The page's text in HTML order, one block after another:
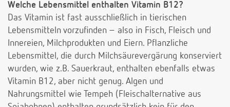
Welche Lebensmittel enthalten Vitamin B12?
Das Vitamin ist fast ausschließlich in tierischen
Lebensmitteln vorzufinden – also in Fisch, Fleisch und
Innereien, Milchprodukten und Eiern. Pflanzliche
Lebensmittel, die durch Milchsäurevergärung konserviert
wurden, wie z.B. Sauerkraut, enthalten ebenfalls etwas
Vitamin B12, aber nicht genug. Algen und
Nahrungsmittel wie Tempeh (Fleischalternative aus